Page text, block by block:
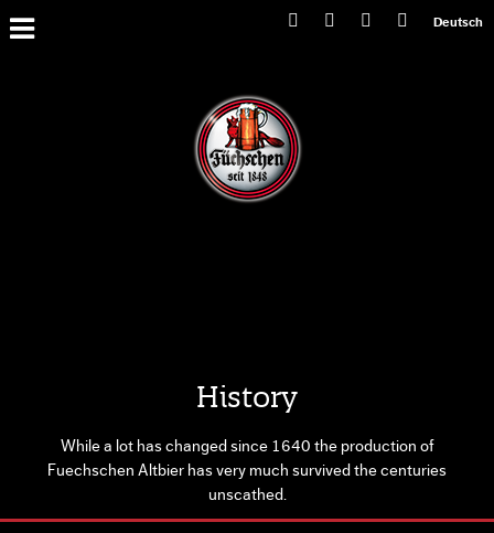
Deutsch
Primary
Menu
History
While a lot has changed since 1640 the production of
Fuechschen Altbier has very much survived the centuries
unscathed.